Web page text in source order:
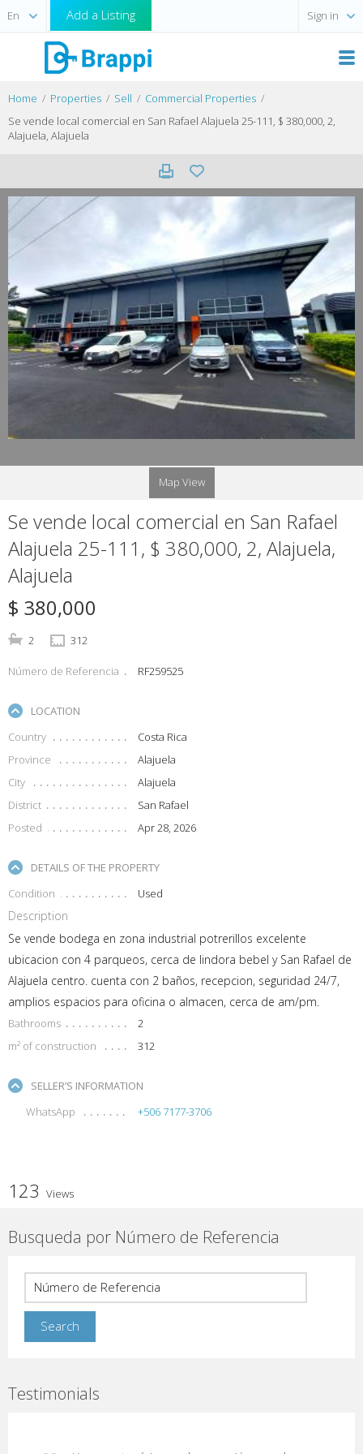
Add a Listing Sign in
Home Properties Sell
Commercial Properties
Se vende local comercial en San Rafael Alajuela 25-111, $ 380,000, 2,
Alajuela, Alajuela
Map View
Se vende local comercial en San Rafael
Alajuela 25-111, $ 380,000, 2, Alajuela,
Alajuela
$ 380,000
2 312
Número de Referencia RF259525
LOCATION
Country
Costa Rica
Province
Alajuela
City
Alajuela
District
San Rafael
Posted
Apr 28, 2026
DETAILS OF THE PROPERTY
Condition
Used
Description
Se vende bodega en zona industrial potrerillos excelente
ubicacion con 4 parqueos, cerca de lindora bebel y San Rafael de
Alajuela centro. cuenta con 2 baños, recepcion, seguridad 24/7,
amplios espacios para oficina o almacen, cerca de am/pm.
Bathrooms
2
m² of construction
312
SELLER’S INFORMATION
WhatsApp
+506 7177-3706
123 Views
Busqueda por Número de Referencia
Testimonials